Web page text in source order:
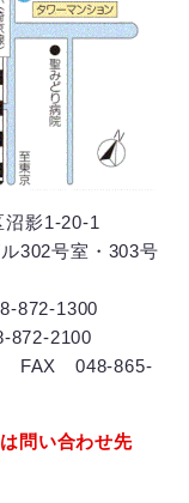
沼影1-20-1
室・303号
1300
2100
FAX 048-865-
問い合わせ先